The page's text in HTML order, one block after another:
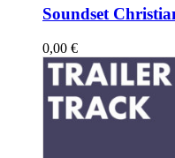
Soundset
0,00 €